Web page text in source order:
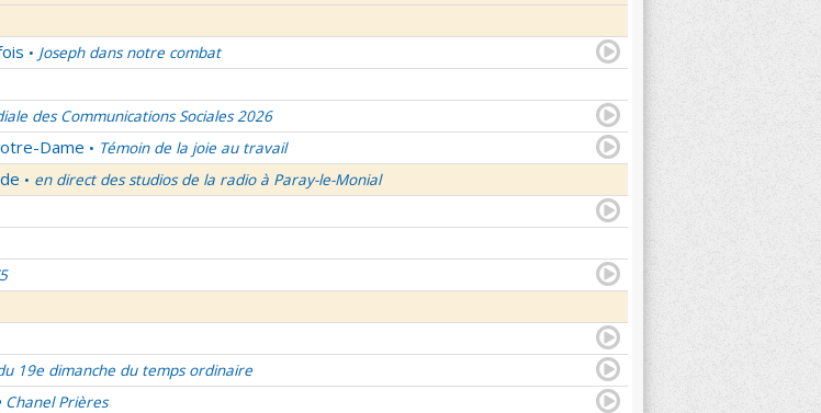
• Joseph dans notre combat
des Communications Sociales 2026
Dame • Témoin de la joie au travail
• en direct des studios de la radio à Paray-le-Monial
19e dimanche du temps ordinaire
Chanel Prières